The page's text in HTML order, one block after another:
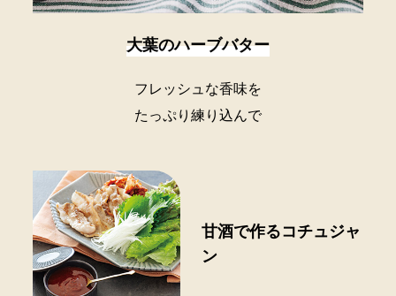
大葉のハーブバター
フレッシュな香味を
たっぷり練り込んで
甘酒で作るコチュジャ
ン